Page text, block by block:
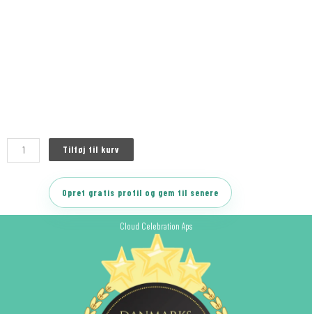
Tilføj til kurv
Opret gratis profil og gem til senere
Cloud Celebration Aps